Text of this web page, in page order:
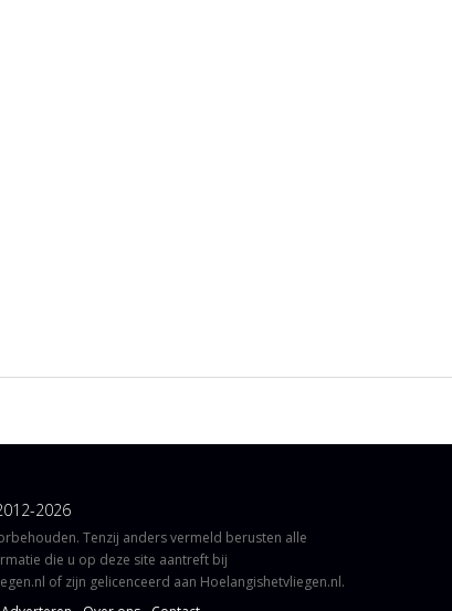
2026
Tenzij anders vermeld berusten alle
die u op deze site aantreft bij
of zijn gelicenceerd aan Hoelangishetvliegen.nl.